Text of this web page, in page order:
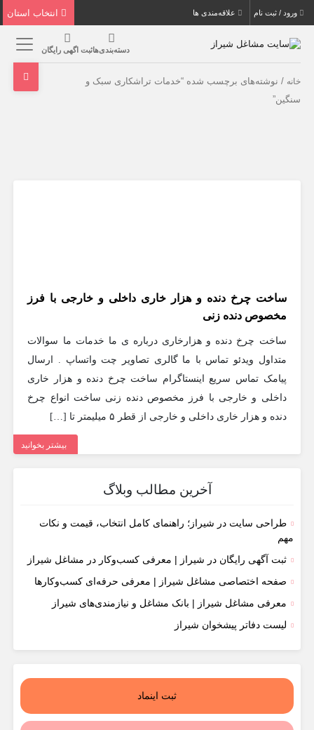
ورود / ثبت نام علاقه‌مندی ها
دسته‌بندی‌هاثبت اگهی رایگان
خانه / نوشته‌های برچسب شده “خدمات تراشکاری سبک و
سنگین”
ساخت چرخ دنده و هزار خاری داخلی و خارجی با فرز
مخصوص دنده زنی
ساخت چرخ دنده و هزارخاری درباره ی ما خدمات ما سوالات
متداول ویدئو تماس با ما گالری تصاویر چت واتساپ . ارسال
پیامک تماس سریع اینستاگرام ساخت چرخ دنده و هزار خاری
داخلی و خارجی با فرز مخصوص دنده زنی ساخت انواع چرخ
دنده و هزار خاری داخلی و خارجی از قطر ۵ میلیمتر تا […]
بیشتر بخوانید
آخرین مطالب وبلاگ
طراحی سایت در شیراز؛ راهنمای کامل انتخاب، قیمت و نکات
مهم
ثبت آگهی رایگان در شیراز | معرفی کسب‌وکار در مشاغل شیراز
صفحه اختصاصی مشاغل شیراز | معرفی حرفه‌ای کسب‌وکارها
معرفی مشاغل شیراز | بانک مشاغل و نیازمندی‌های شیراز
لیست دفاتر پیشخوان شیراز
ثبت اینماد